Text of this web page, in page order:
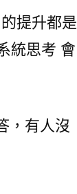
提升都是
統思考 會
，有人沒